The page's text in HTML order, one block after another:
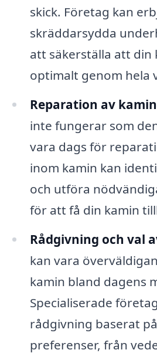
skick. Företag kan
skräddarsydda
att säkerställa att
optimalt genom hela
Reparation av
inte fungerar som
vara dags för
inom kamin kan
och utföra
för att få din kamin
Rådgivning och val
kan vara
kamin bland dagens
Specialiserade
rådgivning baserat
preferenser, från